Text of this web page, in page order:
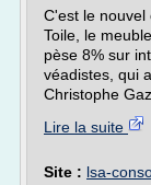
C'est le nouvel
Toile, le
pèse 8% sur
véadistes, qui
Christophe
Lire la suite
Site : lsa-